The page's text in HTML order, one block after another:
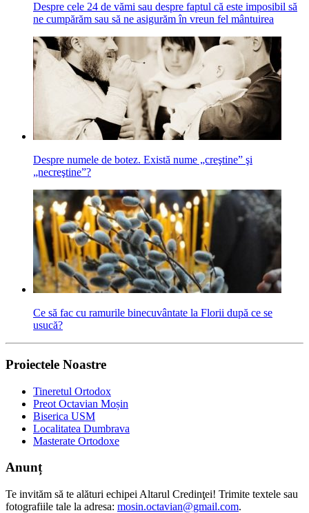
Despre cele 24 de vămi sau despre faptul că este imposibil să
ne cumpărăm sau să ne asigurăm în vreun fel mântuirea
Despre numele de botez. Există nume „creştine” şi
„necreştine”?
Ce să fac cu ramurile binecuvântate la Florii după ce se
usucă?
Proiectele Noastre
Tineretul Ortodox
Preot Octavian Moșin
Biserica USM
Localitatea Dumbrava
Masterate Ortodoxe
Anunț
Te invităm să te alături echipei Altarul Credinţei! Trimite textele sau
fotografiile tale la adresa: mosin.octavian@gmail.com.